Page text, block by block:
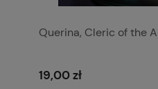
Querina, Cleric of the
19,00 zł